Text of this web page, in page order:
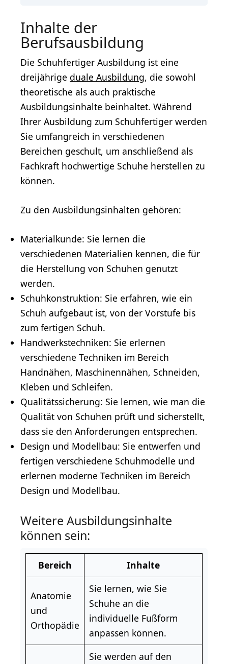
Inhalte der
Berufsausbildung
Die Schuhfertiger Ausbildung ist eine
dreijährige duale Ausbildung, die sowohl
theoretische als auch praktische
Ausbildungsinhalte beinhaltet. Während
Ihrer Ausbildung zum Schuhfertiger werden
Sie umfangreich in verschiedenen
Bereichen geschult, um anschließend als
Fachkraft hochwertige Schuhe herstellen zu
können.
Zu den Ausbildungsinhalten gehören:
Materialkunde: Sie lernen die
verschiedenen Materialien kennen, die für
die Herstellung von Schuhen genutzt
werden.
Schuhkonstruktion: Sie erfahren, wie ein
Schuh aufgebaut ist, von der Vorstufe bis
zum fertigen Schuh.
Handwerkstechniken: Sie erlernen
verschiedene Techniken im Bereich
Handnähen, Maschinennähen, Schneiden,
Kleben und Schleifen.
Qualitätssicherung: Sie lernen, wie man die
Qualität von Schuhen prüft und sicherstellt,
dass sie den Anforderungen entsprechen.
Design und Modellbau: Sie entwerfen und
fertigen verschiedene Schuhmodelle und
erlernen moderne Techniken im Bereich
Design und Modellbau.
Weitere Ausbildungsinhalte
können sein:
Bereich Inhalte
Anatomie
und
Orthopädie
Sie lernen, wie Sie
Schuhe an die
individuelle Fußform
anpassen können.
Sie werden auf den